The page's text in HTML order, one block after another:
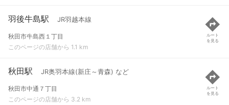
羽後牛島駅 JR羽越本線
秋田市牛島西１丁目
このページの店舗から 1.1 km
ルート
を見る
秋田駅 JR奥羽本線(新庄～青森) など
秋田市中通７丁目
このページの店舗から 3.2 km
ルート
を見る